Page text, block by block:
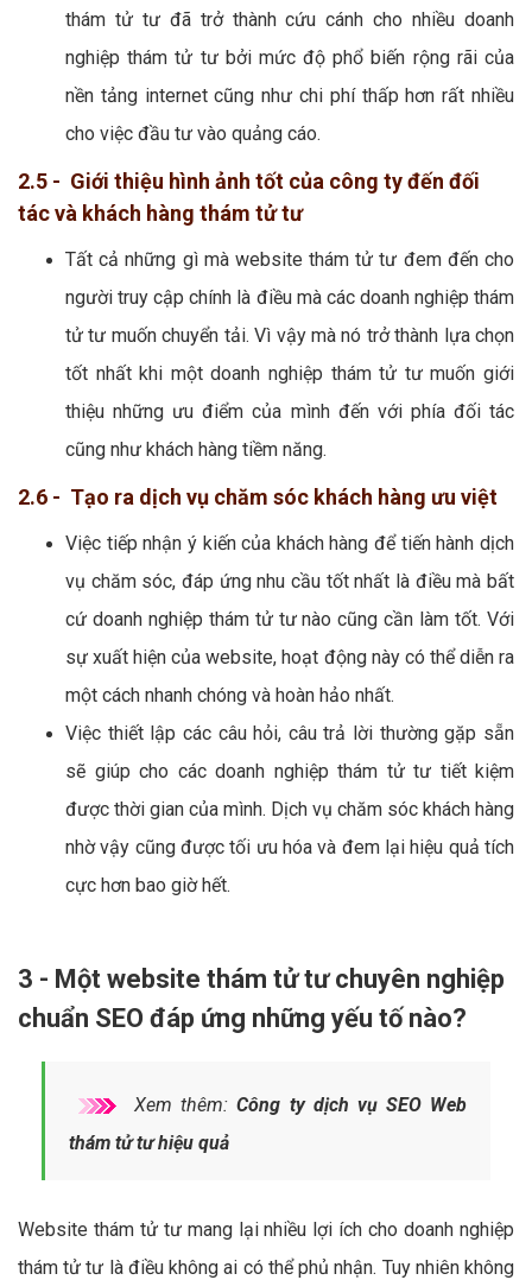
thám tử tư đã trở thành cứu cánh cho nhiều doanh
nghiệp thám tử tư bởi mức độ phổ biến rộng rãi của
nền tảng internet cũng như chi phí thấp hơn rất nhiều
cho việc đầu tư vào quảng cáo.
2.5 - Giới thiệu hình ảnh tốt của công ty đến đối
tác và khách hàng thám tử tư
Tất cả những gì mà website thám tử tư đem đến cho
người truy cập chính là điều mà các doanh nghiệp thám
tử tư muốn chuyển tải. Vì vậy mà nó trở thành lựa chọn
tốt nhất khi một doanh nghiệp thám tử tư muốn giới
thiệu những ưu điểm của mình đến với phía đối tác
cũng như khách hàng tiềm năng.
2.6 - Tạo ra dịch vụ chăm sóc khách hàng ưu việt
Việc tiếp nhận ý kiến của khách hàng để tiến hành dịch
vụ chăm sóc, đáp ứng nhu cầu tốt nhất là điều mà bất
cứ doanh nghiệp thám tử tư nào cũng cần làm tốt. Với
sự xuất hiện của website, hoạt động này có thể diễn ra
một cách nhanh chóng và hoàn hảo nhất.
Việc thiết lập các câu hỏi, câu trả lời thường gặp sẵn
sẽ giúp cho các doanh nghiệp thám tử tư tiết kiệm
được thời gian của mình. Dịch vụ chăm sóc khách hàng
nhờ vậy cũng được tối ưu hóa và đem lại hiệu quả tích
cực hơn bao giờ hết.
3 - Một website thám tử tư chuyên nghiệp
chuẩn SEO đáp ứng những yếu tố nào?
Xem thêm:Công ty dịch vụ SEO Web
thám tử tư hiệu quả
Website thám tử tư mang lại nhiều lợi ích cho doanh nghiệp
thám tử tư là điều không ai có thể phủ nhận. Tuy nhiên không